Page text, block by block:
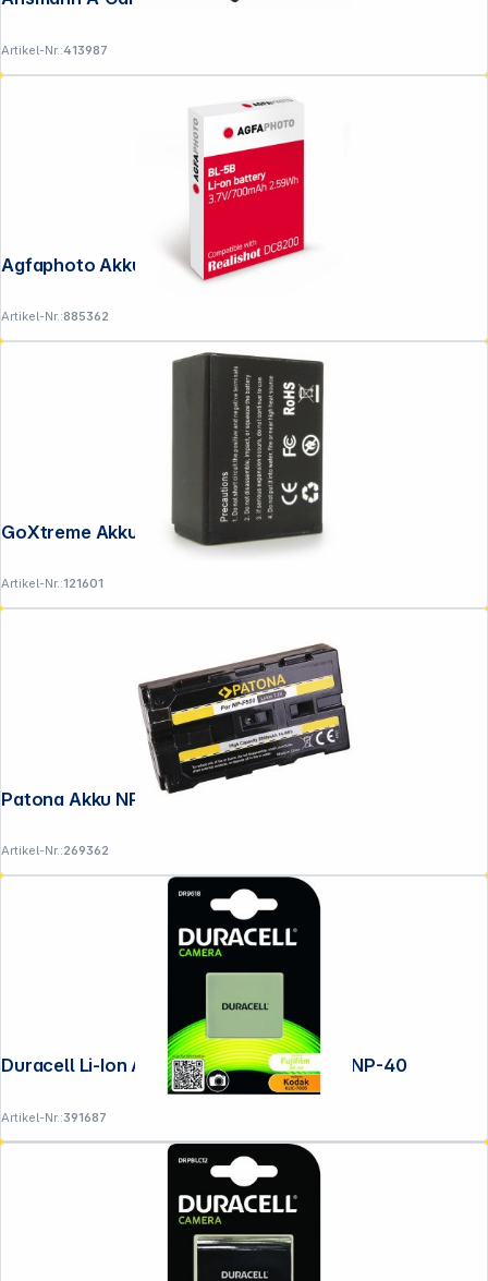
Artikel-Nr.:413987
Agfaphoto Akku ABL5B
Artikel-Nr.:885362
GoXtreme Akku f. VX6430 Lithium-Ionen
Artikel-Nr.:121601
Artikel-Nr.:269362
Duracell Li-Ion Akku 700mAh für Fujifilm NP-40
Artikel-Nr.:391687
Copyright © 2001 - 2026 DGH - Alle Rechte vorbehalten.